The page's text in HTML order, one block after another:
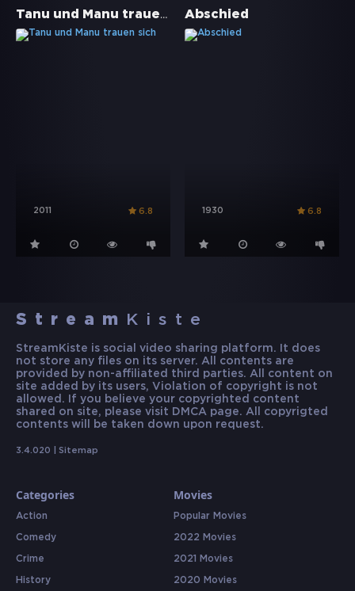
Tanu und Manu trauen sich
2011 6.8
Abschied
1930 6.8
Stream Kiste
StreamKiste is social video sharing platform. It does
not store any files on its server. All contents are
provided by non-affiliated third parties. All content on
site added by its users, Violation of copyright is not
allowed. If you believe your copyrighted content
shared on site, please visit DMCA page. All copyrigted
contents will be taken down upon request.
3.4.020 | Sitemap
Categories
Action
Comedy
Crime
History
Movies
Popular Movies
2022 Movies
2021 Movies
2020 Movies